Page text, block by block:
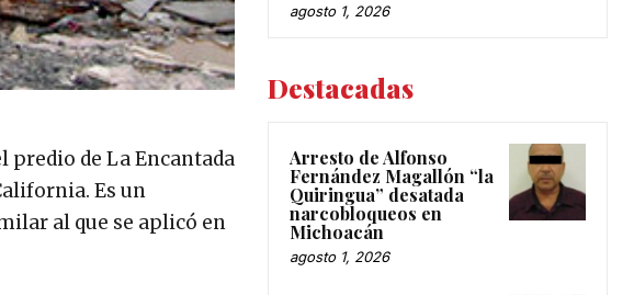
de La Encantada
Es un
al que se aplicó en
agosto 1, 2026
Destacadas
Arresto de Alfonso
Fernández Magallón “la
Quiringua” desatada
narcobloqueos en
Michoacán
agosto 1, 2026